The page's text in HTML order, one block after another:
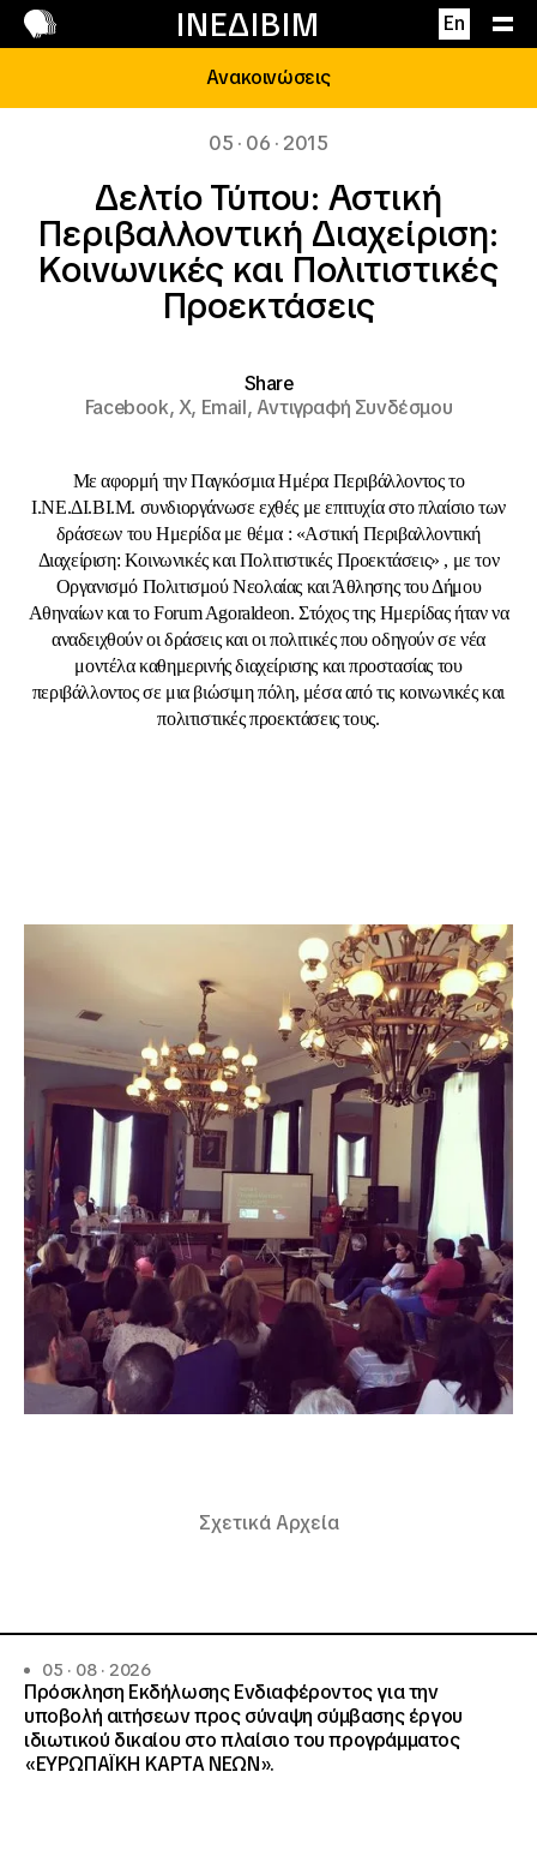
ΙΝΕΔΙΒΙΜ En
Επικοινωνία
Ανακοινώσεις
05 · 06 · 2015
Δελτίο Τύπου: Αστική
Περιβαλλοντική Διαχείριση:
Κοινωνικές και Πολιτιστικές
Προεκτάσεις
Share
Facebook,X, Email,Αντιγραφή Συνδέσμου
Με αφορμή την Παγκόσμια Ημέρα Περιβάλλοντος το
Ι.ΝΕ.ΔΙ.ΒΙ.Μ. συνδιοργάνωσε εχθές με επιτυχία στο πλαίσιο των
δράσεων του Ημερίδα με θέμα : «Αστική Περιβαλλοντική
Διαχείριση: Κοινωνικές και Πολιτιστικές Προεκτάσεις» , με τον
Οργανισμό Πολιτισμού Νεολαίας και Άθλησης του Δήμου
Αθηναίων και το Forum Agoraldeon. Στόχος της Ημερίδας ήταν να
αναδειχθούν οι δράσεις και οι πολιτικές που οδηγούν σε νέα
μοντέλα καθημερινής διαχείρισης και προστασίας του
περιβάλλοντος σε μια βιώσιμη πόλη, μέσα από τις κοινωνικές και
πολιτιστικές προεκτάσεις τους.
Σχετικά Αρχεία
05 · 08 · 2026
Πρόσκληση Εκδήλωσης Ενδιαφέροντος για την
υποβολή αιτήσεων προς σύναψη σύμβασης έργου
ιδιωτικού δικαίου στο πλαίσιο του προγράμματος
«ΕΥΡΩΠΑΪΚΗ ΚΑΡΤΑ ΝΕΩΝ».